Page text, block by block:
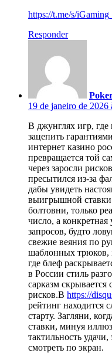
https://t.me/s/
Responder
19 de janeiro de 2026
В джунглях игр,
зацепить
интернет казино
превращается той
через заросли
пресытился из-за
дабы увидеть
выигрышной ставки
болтовни, только
число, а
запросов, будто
свежие веяния по
шаблонных трюков,
где блеф
в России стиль
сарказм
рисков.В https://
рейтинг находится
старту. Загляни,
ставки, минуя
тактильность
смотреть по экран.